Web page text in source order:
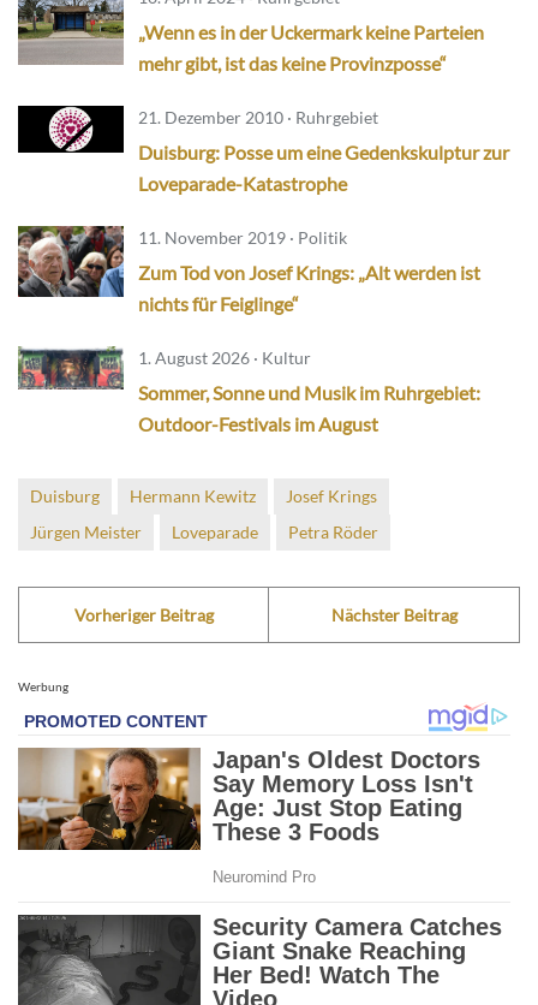
„Wenn es in der Uckermark keine Parteien
mehr gibt, ist das keine Provinzposse“
21. Dezember 2010 · Ruhrgebiet
Duisburg: Posse um eine Gedenkskulptur zur
Loveparade-Katastrophe
11. November 2019 · Politik
Zum Tod von Josef Krings: „Alt werden ist
nichts für Feiglinge“
1. August 2026 · Kultur
Sommer, Sonne und Musik im Ruhrgebiet:
Outdoor-Festivals im August
Duisburg Hermann Kewitz
Josef Krings
Jürgen Meister
Loveparade Petra Röder
Vorheriger Beitrag Nächster Beitrag
Werbung